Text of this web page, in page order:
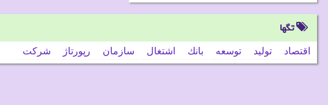
تگها
اقتصاد تولید توسعه بانك اشتغال سازمان رپورتاژ شركت